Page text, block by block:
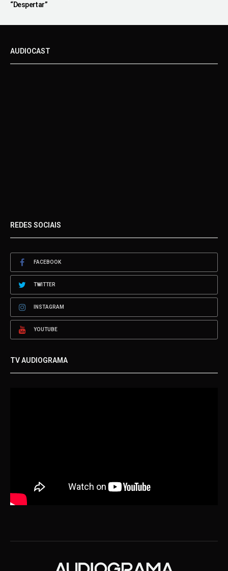
“Despertar”
AUDIOCAST
REDES SOCIAIS
FACEBOOK
TWITTER
INSTAGRAM
YOUTUBE
TV AUDIOGRAMA